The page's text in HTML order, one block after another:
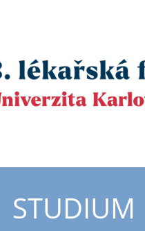
STUDIUM